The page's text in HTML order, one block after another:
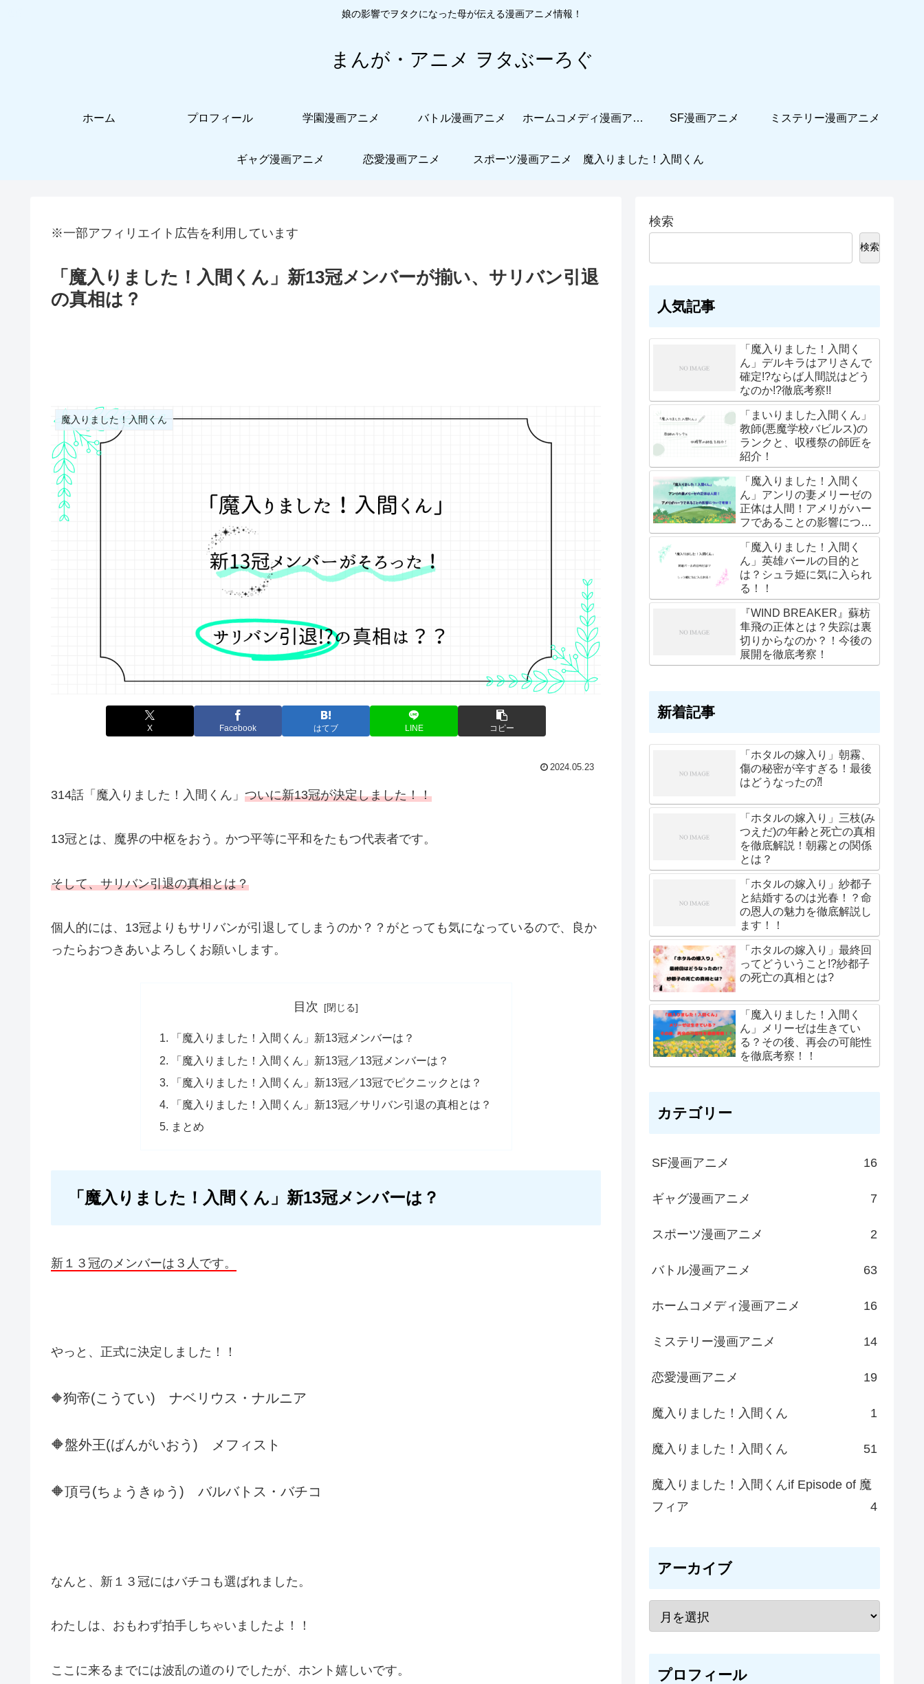
娘の影響でヲタクになった母が伝える漫画アニメ情報！
まんが・アニメ ヲタぶーろぐ
ホーム プロフィール 学園漫画アニメ バトル漫画アニメ ホームコメディ漫画アニメ SF漫画アニメ ミステリー漫画アニメ
ギャグ漫画アニメ 恋愛漫画アニメ スポーツ漫画アニメ 魔入りました！入間くん
※一部アフィリエイト広告を利用しています
「魔入りました！入間くん」新13冠メンバーが揃い、サリバン引退
の真相は？
魔入りました！入間くん
X Facebook はてブ LINE コピー
2024.05.23
314話「魔入りました！入間くん」 ついに新13冠が決定しました！！
13冠とは、魔界の中枢をおう。かつ平等に平和をたもつ代表者です。
そして、サリバン引退の真相とは？
個人的には、13冠よりもサリバンが引退してしまうのか？？がとっても気になっているので、良か
ったらおつきあいよろしくお願いします。
目次
「魔入りました！入間くん」新13冠メンバーは？
「魔入りました！入間くん」新13冠／13冠メンバーは？
「魔入りました！入間くん」新13冠／13冠でピクニックとは？
「魔入りました！入間くん」新13冠／サリバン引退の真相とは？
まとめ
「魔入りました！入間くん」新13冠メンバーは？
新１３冠のメンバーは３人です。
やっと、正式に決定しました！！
🔶狗帝(こうてい) ナベリウス・ナルニア
🔶盤外王(ばんがいおう) メフィスト
🔶頂弓(ちょうきゅう) バルバトス・バチコ
なんと、新１３冠にはバチコも選ばれました。
わたしは、おもわず拍手しちゃいましたよ！！
ここに来るまでには波乱の道のりでしたが、ホント嬉しいです。
検索
検索
人気記事
「魔入りました！入間く
ん」デルキラはアリさんで
確定!?ならば人間説はどう
なのか!?徹底考察!!
「まいりました入間くん」
教師(悪魔学校バビルス)の
ランクと、収穫祭の師匠を
紹介！
「魔入りました！入間く
ん」アンリの妻メリーゼの
正体は人間！アメリがハー
フであることの影響につい
て考察！
「魔入りました！入間く
ん」英雄バールの目的と
は？シュラ姫に気に入られ
る！！
『WIND BREAKER』蘇枋
隼飛の正体とは？失踪は裏
切りからなのか？！今後の
展開を徹底考察！
新着記事
「ホタルの嫁入り」朝霧、
傷の秘密が辛すぎる！最後
はどうなったの⁈
「ホタルの嫁入り」三枝(み
つえだ)の年齢と死亡の真相
を徹底解説！朝霧との関係
とは？
「ホタルの嫁入り」紗都子
と結婚するのは光春！？命
の恩人の魅力を徹底解説し
ます！！
「ホタルの嫁入り」最終回
ってどういうこと!?紗都子
の死亡の真相とは?
「魔入りました！入間く
ん」メリーゼは生きてい
る？その後、再会の可能性
を徹底考察！！
カテゴリー
SF漫画アニメ 16
ギャグ漫画アニメ 7
スポーツ漫画アニメ 2
バトル漫画アニメ 63
ホームコメディ漫画アニメ 16
ミステリー漫画アニメ 14
恋愛漫画アニメ 19
魔入りました！入間くん 1
魔入りました！入間くん 51
魔入りました！入間くんif Episode of 魔
フィア
4
アーカイブ
プロフィール